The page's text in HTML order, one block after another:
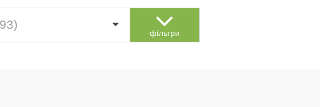
фільтри